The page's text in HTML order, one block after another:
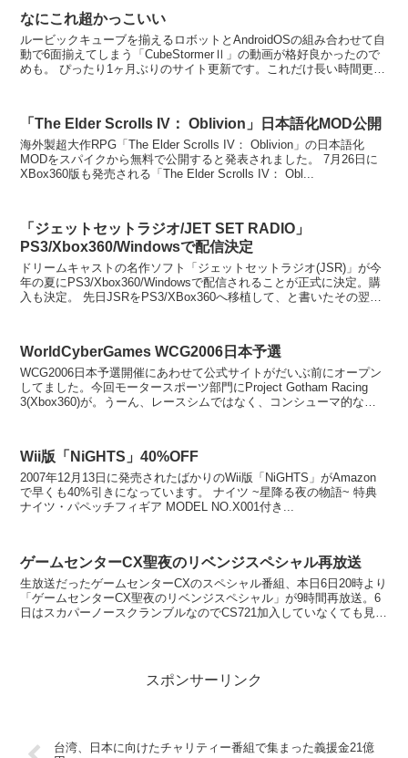
なにこれ超かっこいい
ルービックキューブを揃えるロボットとAndroidOSの組み合わせて自
動で6面揃えてしまう「CubeStormerⅡ」の動画が格好良かったので
めも。 ぴったり1ヶ月ぶりのサイト更新です。これだけ長い時間更新
「The Elder Scrolls IV： Oblivion」日本語化MOD公開
海外製超大作RPG「The Elder Scrolls IV： Oblivion」の日本語化
MODをスパイクから無料で公開すると発表されました。 7月26日に
XBox360版も発売される「The Elder Scrolls IV： Obl...
「ジェットセットラジオ/JET SET RADIO」
PS3/Xbox360/Windowsで配信決定
ドリームキャストの名作ソフト「ジェットセットラジオ(JSR)」が今
年の夏にPS3/Xbox360/Windowsで配信されることが正式に決定。購
入も決定。 先日JSRをPS3/XBox360へ移植して、と書いたその翌日
WorldCyberGames WCG2006日本予選
WCG2006日本予選開催にあわせて公式サイトがだいぶ前にオープン
してました。今回モータースポーツ部門にProject Gotham Racing
3(Xbox360)が。うーん、レースシムではなく、コンシューマ的なレ
Wii版「NiGHTS」40%OFF
2007年12月13日に発売されたばかりのWii版「NiGHTS」がAmazon
で早くも40%引きになっています。 ナイツ ~星降る夜の物語~ 特典
ナイツ・パペッチフィギア MODEL NO.X001付き...
ゲームセンターCX聖夜のリベンジスペシャル再放送
生放送だったゲームセンターCXのスペシャル番組、本日6日20時より
「ゲームセンターCX聖夜のリベンジスペシャル」が9時間再放送。6
日はスカパーノースクランブルなのでCS721加入していなくても見ら
スポンサーリンク
台湾、日本に向けたチャリティー番組で集まった義援金21億